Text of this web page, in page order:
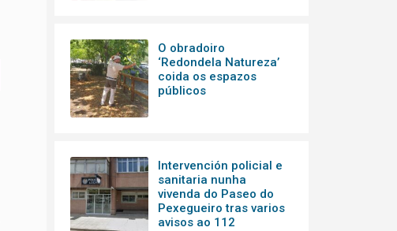
O obradoiro
‘Redondela Natureza’
coida os espazos
públicos
Intervención policial e
sanitaria nunha
vivenda do Paseo do
Pexegueiro tras varios
avisos ao 112